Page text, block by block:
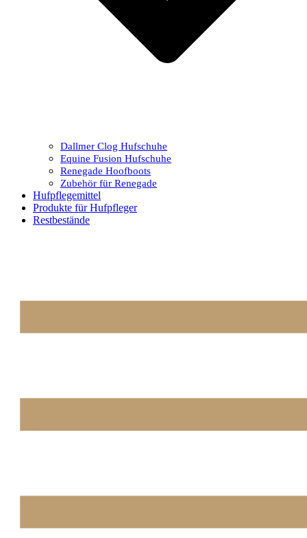
Dallmer Clog Hufschuhe
Equine Fusion Hufschuhe
Renegade Hoofboots
Zubehör für Renegade
Hufpflegemittel
Produkte für Hufpfleger
Restbestände